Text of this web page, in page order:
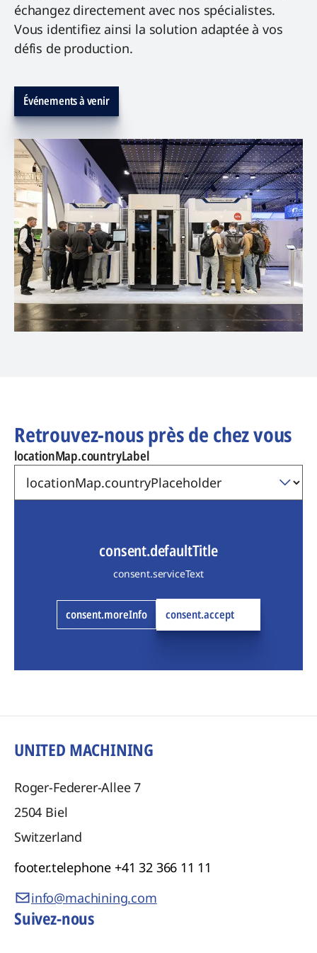
échangez directement avec nos spécialistes.
Vous identifiez ainsi la solution adaptée à vos
défis de production.
Événements à venir
Retrouvez-nous près de chez vous
locationMap.countryLabel
consent.defaultTitle
consent.serviceText
consent.moreInfo consent.accept
UNITED MACHINING
Roger-Federer-Allee 7
2504 Biel
Switzerland
footer.telephone +41 32 366 11 11
info@machining.com
Suivez-nous